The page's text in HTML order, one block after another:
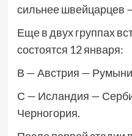
сильнее швейцарцев
Еще в двух группах
состоятся 12 января:
В — Австрия —
С — Исландия —
Черногория.